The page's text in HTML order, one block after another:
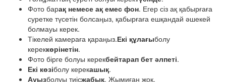
Фото барақ немесе ақ емес фон. Егер сіз ақ қабырғаға
суретке түсетін болсаңыз, қабырғаға ешқандай әшекей
болмауы керек.
Тікелей камераға қараңыз.Екі құлағыболу
кереккөрінетін.
Фото бірге болуы керекбейтарап бет әлпеті.
Екі көзіболу керекашық.
Ауызболуы тиісжабық. Жымиған жоқ.